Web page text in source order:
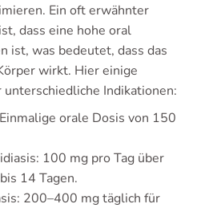
Ein oft erwähnter
dass eine hohe oral
ist, was bedeutet, dass das
wirkt. Hier einige
Indikationen:
orale Dosis von 150
100 mg pro Tag über
14 Tagen.
200–400 mg täglich für